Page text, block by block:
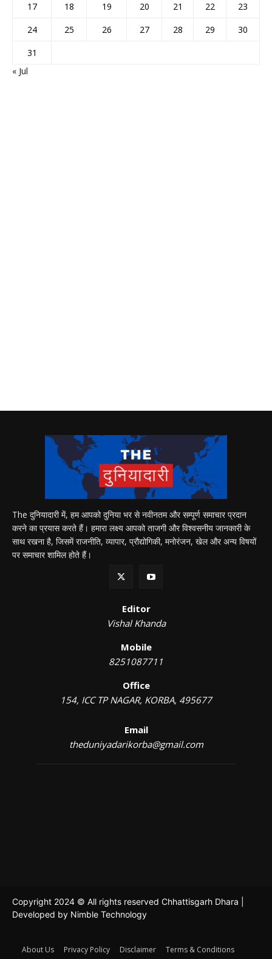
17
18 19 20 21 22
23
24
25 26 27 28 29
30
31
« Jul
The दुनियादारी में, हम आपको दुनिया भर से नवीनतम और सम्पूर्ण समाचार प्रदान
करने का प्रयास करते हैं। हमारा लक्ष्य आपको ताजगी और विश्वसनीय जानकारी के
साथ रखना है, जिसमें राजनीति, व्यापार, प्रौद्योगिकी, मनोरंजन, खेल और अन्य विषयों
पर समाचार शामिल होते हैं।
Editor
Vishal Khanda
Mobile
8251087711
Office
154, ICC TP NAGAR, KORBA, 495677
Email
theduniyadarikorba@gmail.com
Copyright 2024 © All rights reserved Chhattisgarh Dhara |
Developed by Nimble Technology
About Us Privacy Policy Disclaimer
Terms & Conditions